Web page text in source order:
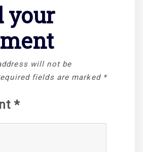
your
will not be
fields are marked *
*